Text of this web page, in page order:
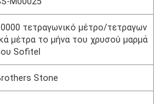
τετραγωνικό μέτρο/τετραγων
μέτρα το μήνα του χρυσού μαρμά
Sofitel
Stone